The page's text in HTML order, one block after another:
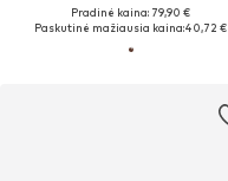
Pradinė kaina: 79,90 €
Paskutinė mažiausia kaina:40,72 €